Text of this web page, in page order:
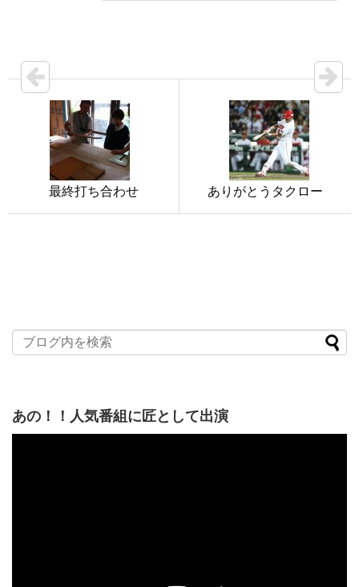
最終打ち合わせ ありがとうタクロー
あの！！人気番組に匠として出演